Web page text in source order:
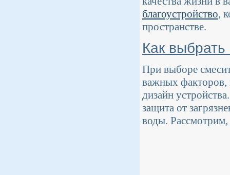
благоустройство,
пространстве.
Как
При выборе
важных факторов,
дизайн
защита от
воды. Рассмотрим,